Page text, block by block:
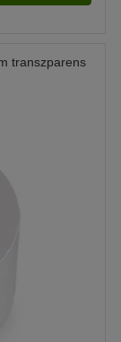
transzparens